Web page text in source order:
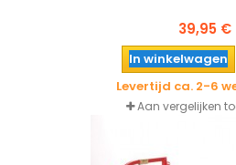
39,95 €
In winkelwagen
Levertijd ca. 2-6
Aan vergelijken